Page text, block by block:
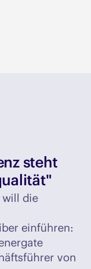
steht
will die
einführen:
von